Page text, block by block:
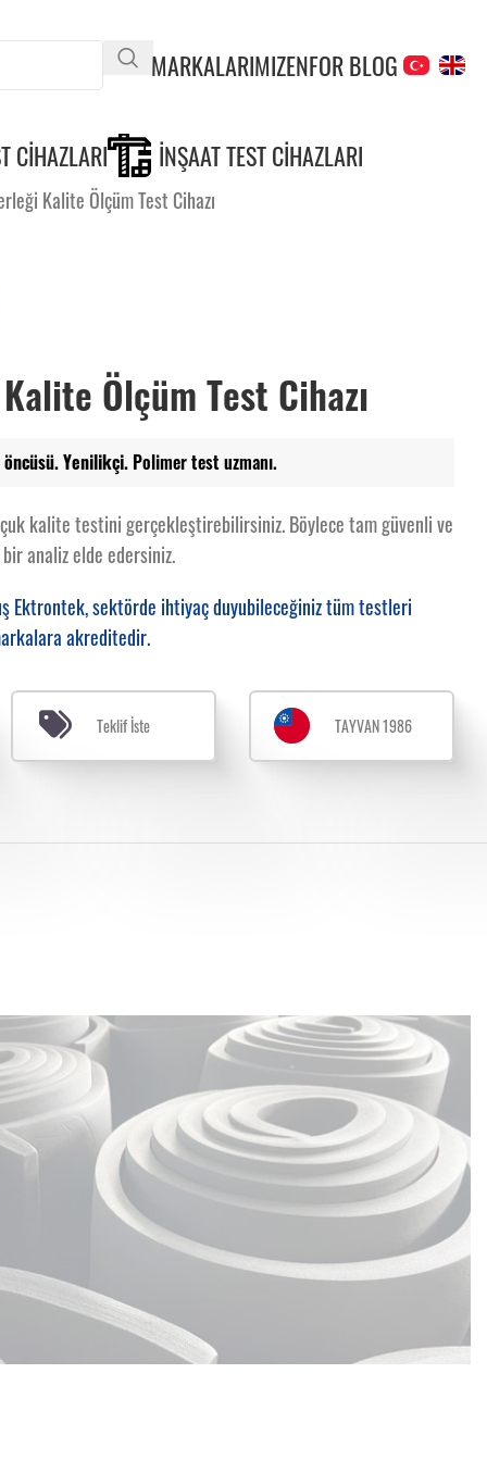
MARKALARIMIZENFOR BLOG
CIHAZLARI İNŞAAT TEST CIHAZLARI
Kalite Ölçüm Test Cihazı
Ölçüm Test Cihazı
Yenilikçi. Polimer test uzmanı.
kalite testini gerçekleştirebilirsiniz. Böylece tam güvenli ve
analiz elde edersiniz.
Ektrontek, sektörde ihtiyaç duyubileceğiniz tüm testleri
akreditedir.
Teklif İste TAYVAN 1986
Test Cihazı İşlevi
Fiyat ve Garanti